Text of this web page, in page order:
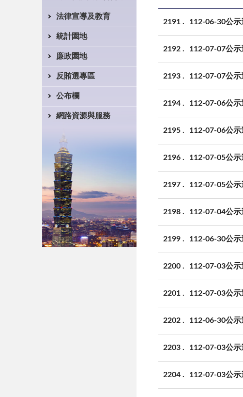
法律宣導及教育
統計園地
廉政園地
反賄選專區
公布欄
網路資源與服務
2191 112-06-30公示
2192 112-07-07公示
2193 112-07-07公示
2194 112-07-06公示
2195 112-07-06公示
2196 112-07-05公示
2197 112-07-05公示
2198 112-07-04公示
2199 112-06-30公示
2200 112-07-03公示
2201 112-07-03公示
2202 112-06-30公示
2203 112-07-03公示
2204 112-07-03公示